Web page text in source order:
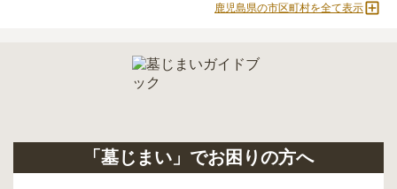
鹿児島県の市区町村を全て表示
「墓じまい」でお困りの方へ